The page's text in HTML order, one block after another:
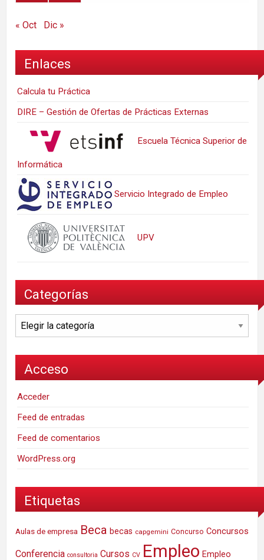
« Oct Dic »
Enlaces
Calcula tu Práctica
DIRE – Gestión de Ofertas de Prácticas Externas
Escuela Técnica Superior de
Informática
Servicio Integrado de Empleo
UPV
Categorías
Categorías
Acceso
Acceder
Feed de entradas
Feed de comentarios
WordPress.org
Etiquetas
Aulas de empresa Beca becas capgemini Concurso Concursos
Conferencia consultoria Cursos CV Empleo Empleo